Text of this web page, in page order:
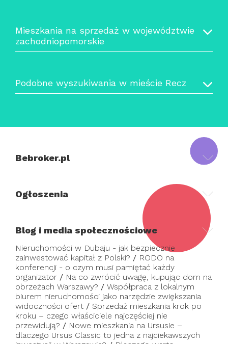
Mieszkania na sprzedaż w województwie
zachodniopomorskie
Podobne wyszukiwania w mieście Recz
Bebroker.pl
Ogłoszenia
Blog i media społecznościowe
Nieruchomości w Dubaju - jak bezpiecznie
zainwestować kapitał z Polski? / RODO na
konferencji - o czym musi pamiętać każdy
organizator / Na co zwrócić uwagę, kupując dom na
obrzeżach Warszawy? / Współpraca z lokalnym
biurem nieruchomości jako narzędzie zwiększania
widoczności ofert / Sprzedaż mieszkania krok po
kroku – czego właściciele najczęściej nie
przewidują? / Nowe mieszkania na Ursusie –
dlaczego Ursus Classic to jedna z najciekawszych